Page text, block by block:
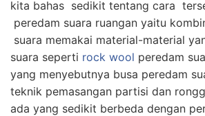
kita bahas sedikit tentang cara
peredam suara ruangan yaitu
suara memakai material-material
suara seperti rock wool peredam
yang menyebutnya busa peredam
teknik pemasangan partisi dan
ada yang sedikit berbeda dengan